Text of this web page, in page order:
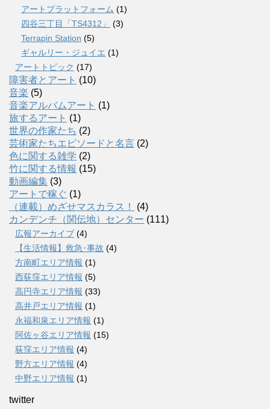
アートプラットフォーム (1)
四谷三丁目「TS4312」
(3)
Terrapin Station (5)
ギャルリー・ジュイエ (1)
アートトピック (17)
障害者とアート (10)
音楽 (5)
音楽アルバムアート (1)
旅するアート (1)
世界の作家たち (2)
芸術家たちエピソードと名言 (2)
色に関する雑学 (2)
竹に関する情報 (15)
動画編集 (3)
アートで稼ぐ (1)
（連載）めざせマスカラス！
(4)
カンデンチ（関伝地）センター (111)
広報アーカイブ (4)
【生活情報】救急･事故 (4)
方南町エリア情報 (1)
西荻窪エリア情報 (5)
高円寺エリア情報 (33)
高井戸エリア情報 (1)
永福和泉エリア情報 (1)
阿佐ヶ谷エリア情報 (15)
荻窪エリア情報 (4)
野方エリア情報 (4)
中野エリア情報 (1)
twitter